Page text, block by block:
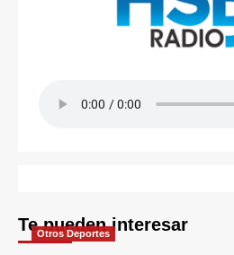
Te pueden interesar
Otros Deportes